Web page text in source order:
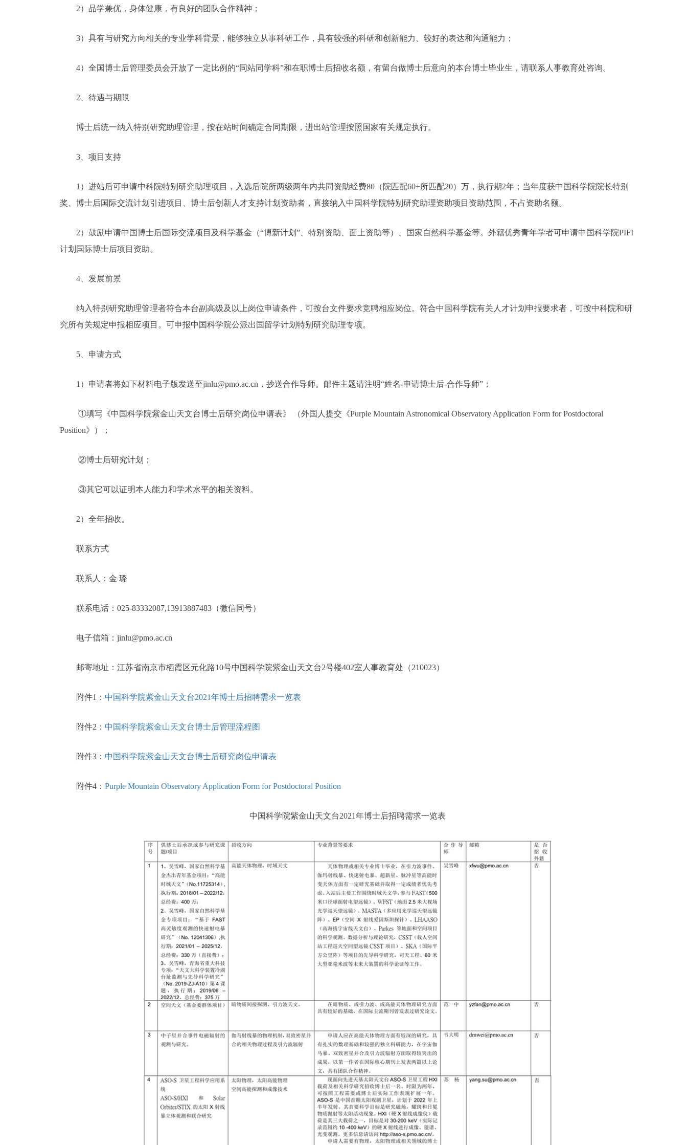
2）品学兼优，身体健康，有良好的团队合作精神；
3）具有与研究方向相关的专业学科背景，能够独立从事科研工作，具有较强的科研和创新能力、较好的表达和沟通能力；
4）全国博士后管理委员会开放了一定比例的“同站同学科”和在职博士后招收名额，有留台做博士后意向的本台博士毕业生，请联系人事教育处咨询。
2、待遇与期限
博士后统一纳入特别研究助理管理，按在站时间确定合同期限，进出站管理按照国家有关规定执行。
3、项目支持
1）进站后可申请中科院特别研究助理项目，入选后院所两级两年内共同资助经费80（院匹配60+所匹配20）万，执行期2年；当年度获中国科学院院长特别
奖、博士后国际交流计划引进项目、博士后创新人才支持计划资助者，直接纳入中国科学院特别研究助理资助项目资助范围，不占资助名额。
2）鼓励申请中国博士后国际交流项目及科学基金（“博新计划”、特别资助、面上资助等）、国家自然科学基金等。外籍优秀青年学者可申请中国科学院PIFI
计划国际博士后项目资助。
4、发展前景
纳入特别研究助理管理者符合本台副高级及以上岗位申请条件，可按台文件要求竞聘相应岗位。符合中国科学院有关人才计划申报要求者，可按中科院和研
究所有关规定申报相应项目。可申报中国科学院公派出国留学计划特别研究助理专项。
5、申请方式
1）申请者将如下材料电子版发送至jinlu@pmo.ac.cn，抄送合作导师。邮件主题请注明“姓名-申请博士后-合作导师”；
①填写《中国科学院紫金山天文台博士后研究岗位申请表》 （外国人提交《Purple Mountain Astronomical Observatory Application Form for Postdoctoral
Position》）；
②博士后研究计划；
③其它可以证明本人能力和学术水平的相关资料。
2）全年招收。
联系方式
联系人：金 璐
联系电话：025-83332087,13913887483（微信同号）
电子信箱：jinlu@pmo.ac.cn
邮寄地址：江苏省南京市栖霞区元化路10号中国科学院紫金山天文台2号楼402室人事教育处（210023）
附件1： 中国科学院紫金山天文台2021年博士后招聘需求一览表
附件2： 中国科学院紫金山天文台博士后管理流程图
附件3： 中国科学院紫金山天文台博士后研究岗位申请表
附件4： Purple Mountain Observatory Application Form for Postdoctoral Position
中国科学院紫金山天文台2021年博士后招聘需求一览表